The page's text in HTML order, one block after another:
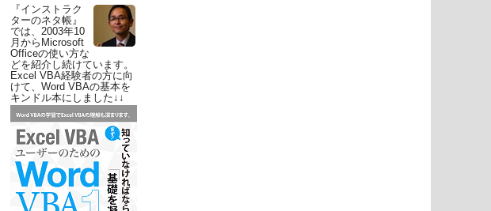
『インストラク
ターのネタ帳』
では、2003年10
月からMicrosoft
Officeの使い方な
どを紹介し続けています。
Excel VBA経験者の方に向
けて、Word VBAの基本を
キンドル本にしました↓↓